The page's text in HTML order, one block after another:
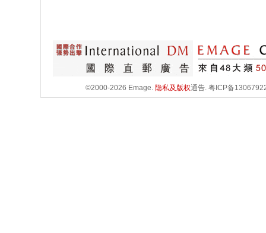
©2000-2026 Emage. 隐私及版权通告. 粤ICP备